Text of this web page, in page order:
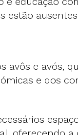
estão
avôs e avós,
e dos